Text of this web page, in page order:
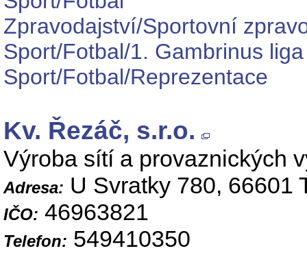
Zpravodajství/Sportovní
Sport/Fotbal/1. Gambrinus liga
Sport/Fotbal/Reprezentace
Kv. Řezáč, s.r.o.
Výroba sítí a provaznických
Adresa: U Svratky 780, 66601
IČO: 46963821
Telefon: 549410350